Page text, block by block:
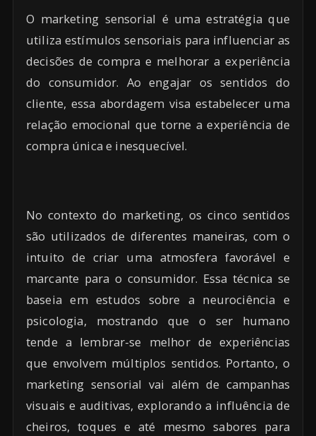
O marketing sensorial é uma estratégia que
utiliza estímulos sensoriais para influenciar as
decisões de compra e melhorar a experiência
do consumidor. Ao engajar os sentidos do
cliente, essa abordagem visa estabelecer uma
relação emocional que torne a experiência de
compra única e inesquecível.
No contexto do marketing, os cinco sentidos
são utilizados de diferentes maneiras, com o
intuito de criar uma atmosfera favorável e
marcante para o consumidor. Essa técnica se
baseia em estudos sobre a neurociência e
psicologia, mostrando que o ser humano
tende a lembrar-se melhor de experiências
que envolvem múltiplos sentidos. Portanto, o
marketing sensorial vai além de campanhas
visuais e auditivas, explorando a influência de
cheiros, toques e até mesmo sabores para